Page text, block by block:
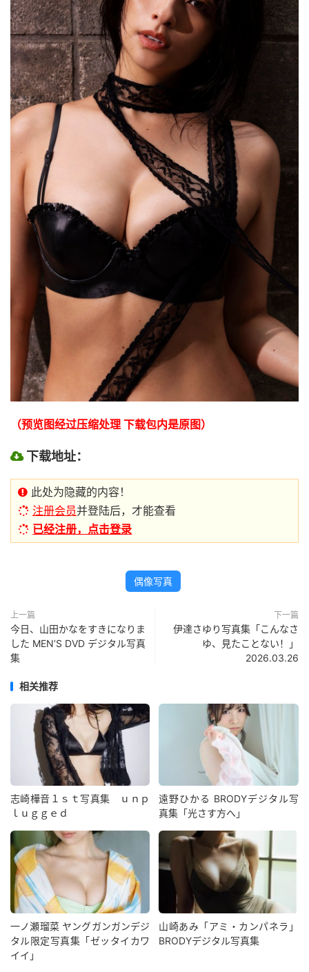
（预览图经过压缩处理 下载包内是原图）
下载地址：
此处为隐藏的内容！
注册会员并登陆后，才能查看
已经注册，点击登录
偶像写真
上一篇
今日、山田かなをすきになりま
した MEN’S DVD デジタル写真
集
下一篇
伊達さゆり写真集「こんなさ
ゆ、見たことない！」
2026.03.26
相关推荐
志崎樺音１ｓｔ写真集 ｕｎｐ
ｌｕｇｇｅｄ
遠野ひかる BRODYデジタル写
真集「光さす方へ」
一ノ瀬瑠菜 ヤングガンガンデジ
タル限定写真集「ゼッタイカワ
イイ」
山崎あみ「アミ・カンパネラ」
BRODYデジタル写真集